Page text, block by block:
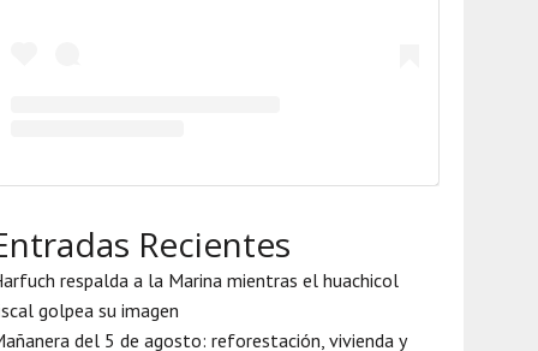
Recientes
respalda a la Marina mientras el huachicol
golpea su imagen
del 5 de agosto: reforestación, vivienda y